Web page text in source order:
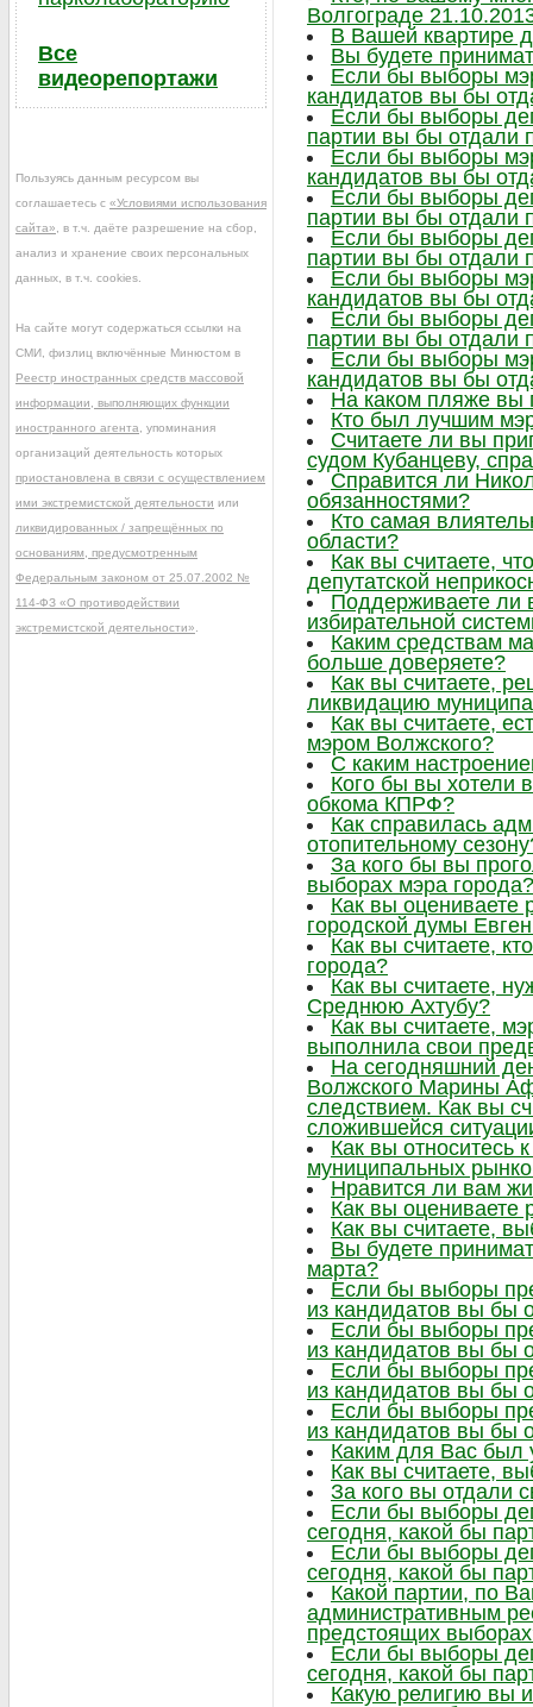
Волгограде
В Вашей квартире
Вы будете
Если бы выборы
кандидатов вы бы
Если бы выборы
партии вы бы отдали
Если бы выборы
кандидатов вы бы
Если бы выборы
партии вы бы отдали
Если бы выборы
партии вы бы отдали
Если бы выборы
кандидатов вы бы
Если бы выборы
партии вы бы отдали
Если бы выборы
кандидатов вы бы
На каком пляже вы
Кто был лучшим
Считаете ли вы
судом Кубанцеву,
Справится ли
обязанностями?
Кто самая
области?
Как вы считаете,
депутатской
Поддерживаете ли
избирательной
Каким средствам
больше доверяете?
Как вы считаете,
ликвидацию
Как вы считаете,
мэром Волжского?
С каким
Кого бы вы хотели
обкома КПРФ?
Как справилась
отопительному
За кого бы вы
выборах мэра города?
Как вы оцениваете
городской думы
Как вы считаете,
города?
Как вы считаете,
Среднюю Ахтубу?
Как вы считаете,
выполнила свои
На сегодняшний
Волжского Марины
следствием. Как вы
сложившейся
Как вы относитесь
муниципальных
Нравится ли вам
Как вы оцениваете
Как вы считаете,
Вы будете
марта?
Если бы выборы
из кандидатов вы бы
Если бы выборы
из кандидатов вы бы
Если бы выборы
из кандидатов вы бы
Если бы выборы
из кандидатов вы бы
Каким для Вас был
Как вы считаете,
За кого вы отдали
Если бы выборы
сегодня, какой бы
Если бы выборы
сегодня, какой бы
Какой партии, по
административным
предстоящих
Если бы выборы
сегодня, какой бы
Какую религию вы
Все
видеорепортажи
Пользуясь данным ресурсом вы
соглашаетесь с «Условиями использования
сайта» , в т.ч. даёте разрешение на сбор,
анализ и хранение своих персональных
данных, в т.ч. cookies.
На сайте могут содержаться ссылки на
СМИ, физлиц включённые Минюстом в
Реестр иностранных средств массовой
информации, выполняющих функции
иностранного агента , упоминания
организаций деятельность которых
приостановлена в связи с осуществлением
ими экстремистской деятельности или
ликвидированных / запрещённых по
основаниям, предусмотренным
Федеральным законом от 25.07.2002 №
114-ФЗ «О противодействии
экстремистской деятельности»